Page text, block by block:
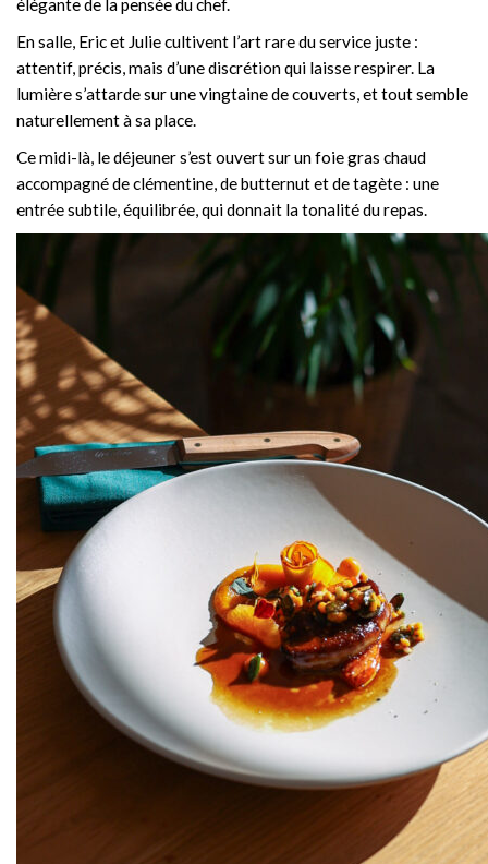
élégante de la pensée du chef.
En salle, Eric et Julie cultivent l’art rare du service juste :
attentif, précis, mais d’une discrétion qui laisse respirer. La
lumière s’attarde sur une vingtaine de couverts, et tout semble
naturellement à sa place.
Ce midi-là, le déjeuner s’est ouvert sur un foie gras chaud
accompagné de clémentine, de butternut et de tagète : une
entrée subtile, équilibrée, qui donnait la tonalité du repas.